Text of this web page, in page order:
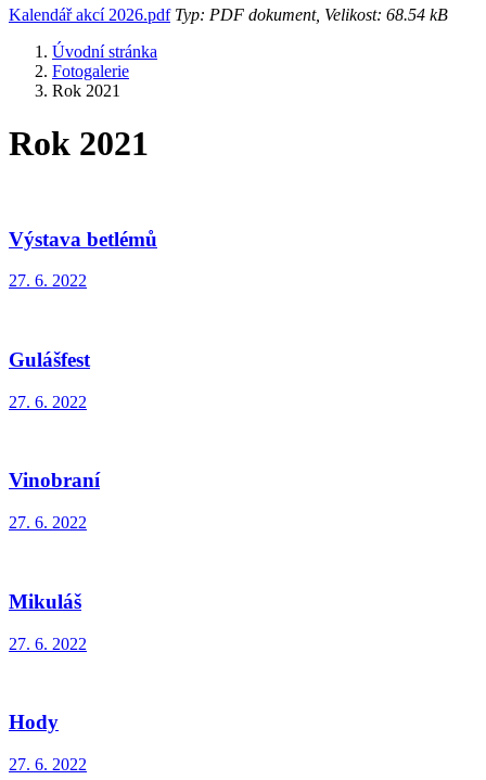
Kalendář akcí 2026.pdfTyp: PDF dokument, Velikost: 68.54 kB
Úvodní stránka
Fotogalerie
Rok 2021
Rok 2021
Výstava betlémů
27. 6. 2022
Gulášfest
27. 6. 2022
Vinobraní
27. 6. 2022
Mikuláš
27. 6. 2022
Hody
27. 6. 2022